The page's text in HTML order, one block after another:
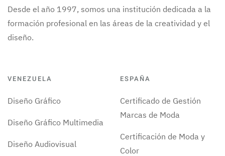
Desde el año 1997, somos una institución dedicada a la
formación profesional en las áreas de la creatividad y el
diseño.
VENEZUELA
Diseño Gráfico
Diseño Gráfico Multimedia
Diseño Audiovisual
ESPAÑA
Certificado de Gestión
Marcas de Moda
Certificación de Moda y
Color